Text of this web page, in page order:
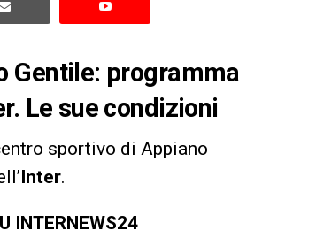
Gentile: programma
Le sue condizioni
sportivo di Appiano
Inter.
INTERNEWS24